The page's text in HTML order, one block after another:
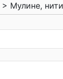
> Мулине, нити